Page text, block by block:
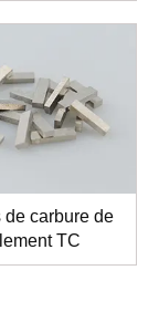
de carbure de
TC